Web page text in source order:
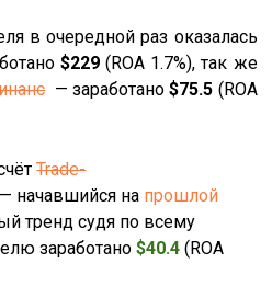
в очередной раз оказалась
$229 (ROA 1.7%), так же
— заработано$75.5 (ROA
Trade-
начавшийся на прошлой
тренд судя по всему
заработано$40.4(ROA